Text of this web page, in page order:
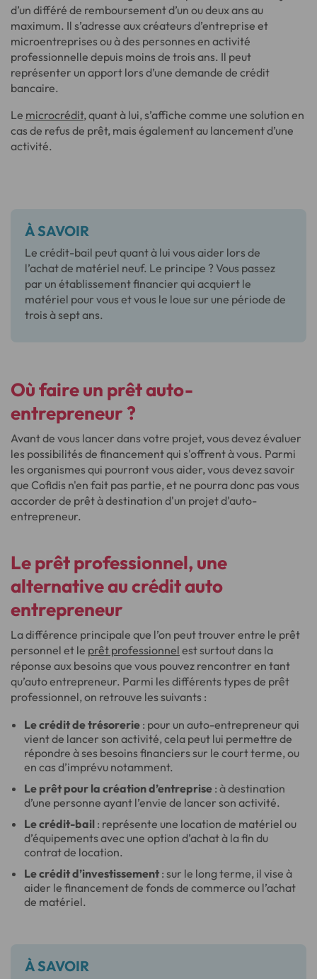
d’un différé de remboursement d’un ou deux ans au
maximum. Il s’adresse aux créateurs d’entreprise et
microentreprises ou à des personnes en activité
professionnelle depuis moins de trois ans. Il peut
représenter un apport lors d’une demande de crédit
bancaire.
Le microcrédit, quant à lui, s’affiche comme une solution en
cas de refus de prêt, mais également au lancement d’une
activité.
À SAVOIR
Le crédit-bail peut quant à lui vous aider lors de
l’achat de matériel neuf. Le principe ? Vous passez
par un établissement financier qui acquiert le
matériel pour vous et vous le loue sur une période de
trois à sept ans.
Où faire un prêt auto-
entrepreneur ?
Avant de vous lancer dans votre projet, vous devez évaluer
les possibilités de financement qui s'offrent à vous. Parmi
les organismes qui pourront vous aider, vous devez savoir
que Cofidis n'en fait pas partie, et ne pourra donc pas vous
accorder de prêt à destination d'un projet d'auto-
entrepreneur.
Le prêt professionnel, une
alternative au crédit auto
entrepreneur
La différence principale que l’on peut trouver entre le prêt
personnel et le prêt professionnel est surtout dans la
réponse aux besoins que vous pouvez rencontrer en tant
qu’auto entrepreneur. Parmi les différents types de prêt
professionnel, on retrouve les suivants :
Le crédit de trésorerie : pour un auto-entrepreneur qui
vient de lancer son activité, cela peut lui permettre de
répondre à ses besoins financiers sur le court terme, ou
en cas d’imprévu notamment.
Le prêt pour la création d’entreprise : à destination
d’une personne ayant l’envie de lancer son activité.
Le crédit-bail : représente une location de matériel ou
d’équipements avec une option d’achat à la fin du
contrat de location.
Le crédit d’investissement : sur le long terme, il vise à
aider le financement de fonds de commerce ou l’achat
de matériel.
À SAVOIR